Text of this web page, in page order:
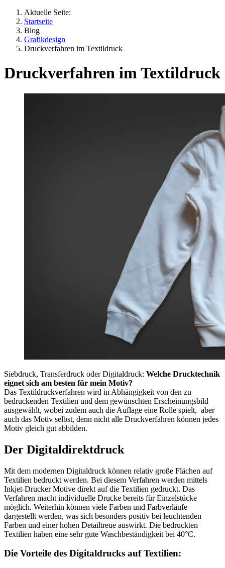
Aktuelle Seite:
Startseite
Blog
Grafikdesign
Druckverfahren im Textildruck
Druckverfahren im Textildruck
Siebdruck, Transferdruck oder Digitaldruck: Welche Drucktechnik
eignet sich am besten für mein Motiv?
Das Textildruckverfahren wird in Abhängigkeit von den zu
bedruckenden Textilien und dem gewünschten Erscheinungsbild
ausgewählt, wobei zudem auch die Auflage eine Rolle spielt, aber
auch das Motiv selbst, denn nicht alle Druckverfahren können jedes
Motiv gleich gut abbilden.
Der Digitaldirektdruck
Mit dem modernen Digitaldruck können relativ große Flächen auf
Textilien bedruckt werden. Bei diesem Verfahren werden mittels
Inkjet-Drucker Motive direkt auf die Textilien gedruckt. Das
Verfahren macht individuelle Drucke bereits für Einzelstücke
möglich. Weiterhin können viele Farben und Farbverläufe
dargestellt werden, was sich besonders positiv bei leuchtenden
Farben und einer hohen Detailtreue auswirkt. Die bedruckten
Textilien haben eine sehr gute Waschbeständigkeit bei 40°C.
Die Vorteile des Digitaldrucks auf Textilien: